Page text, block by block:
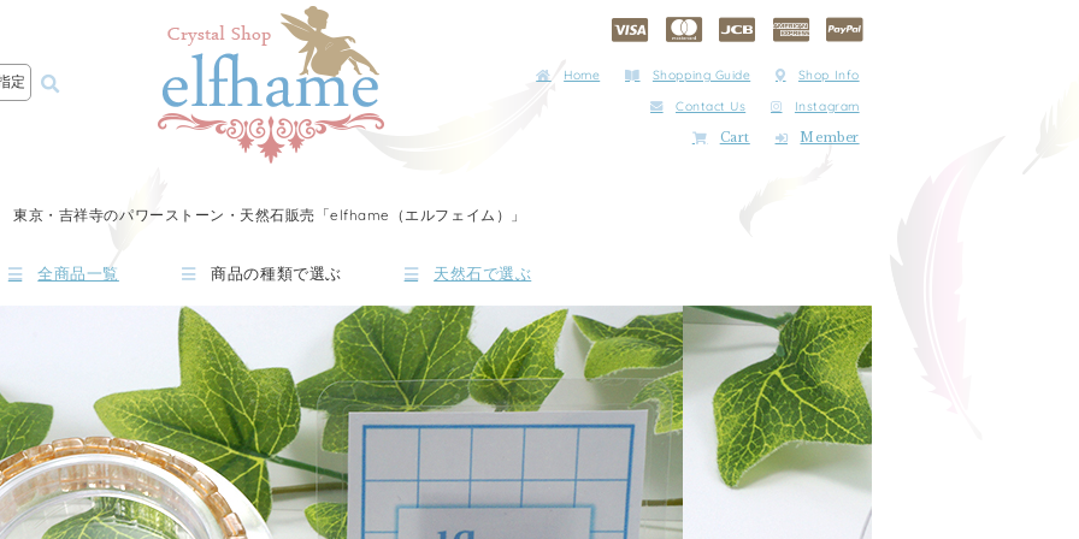
定 Home Shopping Guide
Shop Info
Contact Us
Instagram
Cart
Member
東京・吉祥寺のパワーストーン・天然石販売「elfhame（エルフェイム）」
全商品一覧 商品の種類で選ぶ 天然石で選ぶ